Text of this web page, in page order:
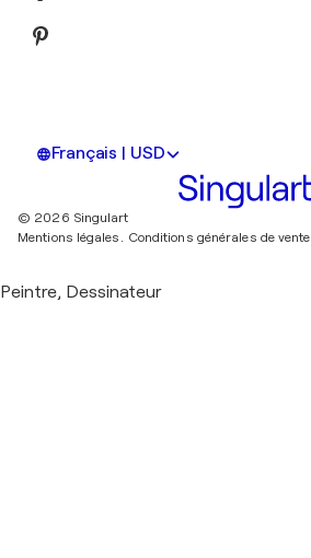
Français | USD
© 2026 Singulart
Mentions légales. Conditions générales de vente
Peintre, Dessinateur